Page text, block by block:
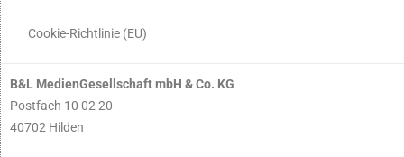
Cookie-Richtlinie (EU)
B&L MedienGesellschaft mbH & Co. KG
Postfach 10 02 20
40702 Hilden